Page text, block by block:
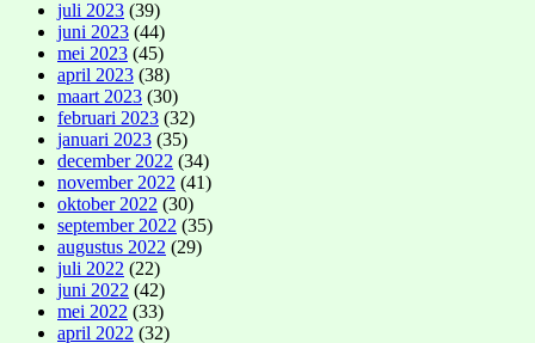
juli 2023 (39)
juni 2023 (44)
mei 2023 (45)
april 2023 (38)
maart 2023 (30)
februari 2023 (32)
januari 2023 (35)
december 2022 (34)
november 2022 (41)
oktober 2022 (30)
september 2022 (35)
augustus 2022 (29)
juli 2022 (22)
juni 2022 (42)
mei 2022 (33)
april 2022 (32)